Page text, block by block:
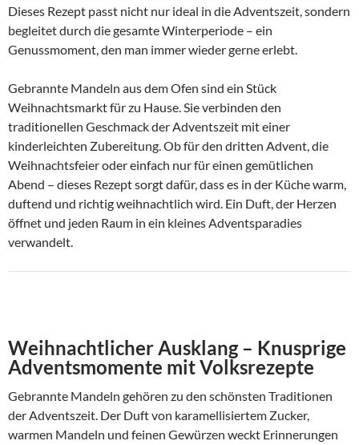
Dieses Rezept passt nicht nur ideal in die Adventszeit, sondern
begleitet durch die gesamte Winterperiode – ein
Genussmoment, den man immer wieder gerne erlebt.
Gebrannte Mandeln aus dem Ofen sind ein Stück
Weihnachtsmarkt für zu Hause. Sie verbinden den
traditionellen Geschmack der Adventszeit mit einer
kinderleichten Zubereitung. Ob für den dritten Advent, die
Weihnachtsfeier oder einfach nur für einen gemütlichen
Abend – dieses Rezept sorgt dafür, dass es in der Küche warm,
duftend und richtig weihnachtlich wird. Ein Duft, der Herzen
öffnet und jeden Raum in ein kleines Adventsparadies
verwandelt.
Weihnachtlicher Ausklang – Knusprige
Adventsmomente mit Volksrezepte
Gebrannte Mandeln gehören zu den schönsten Traditionen
der Adventszeit. Der Duft von karamellisiertem Zucker,
warmen Mandeln und feinen Gewürzen weckt Erinnerungen